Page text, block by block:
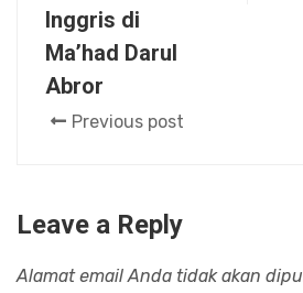
Inggris di
Ma’had Darul
Abror
Previous post
Leave a Reply
Alamat email Anda tidak akan